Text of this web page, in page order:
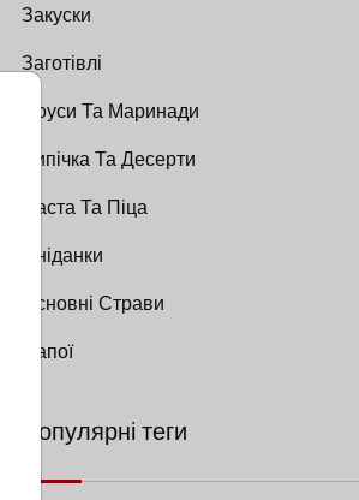
Закуски
Заготівлі
Соуси Та Маринади
Випічка Та Десерти
Паста Та Піца
Сніданки
Основні Страви
Напої
Популярні теги